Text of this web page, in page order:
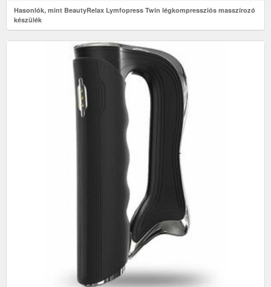
Hasonlók, mint BeautyRelax Lymfopress Twin légkompressziós masszírozó
készülék